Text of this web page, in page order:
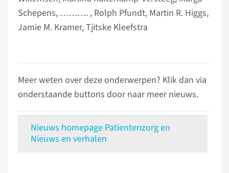
Schepens, ………. , Rolph Pfundt, Martin R. Higgs,
Jamie M. Kramer, Tjitske Kleefstra
Meer weten over deze onderwerpen? Klik dan via
onderstaande buttons door naar meer nieuws.
Nieuws homepage Patientenzorg en
Nieuws en verhalen